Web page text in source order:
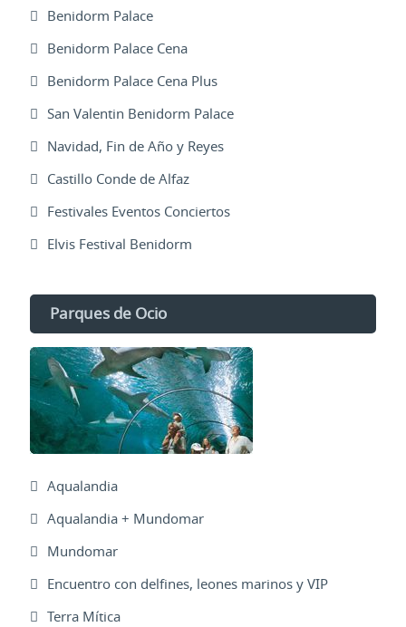
Benidorm Palace
Benidorm Palace Cena
Benidorm Palace Cena Plus
San Valentin Benidorm Palace
Navidad, Fin de Año y Reyes
Castillo Conde de Alfaz
Festivales Eventos Conciertos
Elvis Festival Benidorm
Parques de Ocio
Aqualandia
Aqualandia + Mundomar
Mundomar
Encuentro con delfines, leones marinos y VIP
Terra Mítica